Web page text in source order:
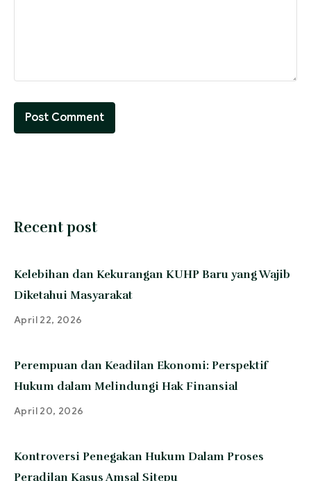
Recent post
Kelebihan dan Kekurangan KUHP Baru yang Wajib
Diketahui Masyarakat
April 22, 2026
Perempuan dan Keadilan Ekonomi: Perspektif
Hukum dalam Melindungi Hak Finansial
April 20, 2026
Kontroversi Penegakan Hukum Dalam Proses
Peradilan Kasus Amsal Sitepu